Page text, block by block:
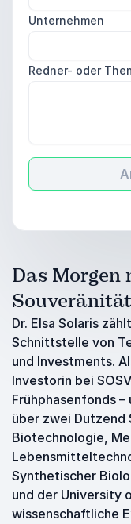
Unternehmen
Redner- oder
Das Morgen
Dr. Elsa Solaris
Schnittstelle von
und Investments.
Investorin bei
Frühphasenfonds
über zwei Dutzend
Biotechnologie,
Synthetischer
und der University
wissenschaftliche